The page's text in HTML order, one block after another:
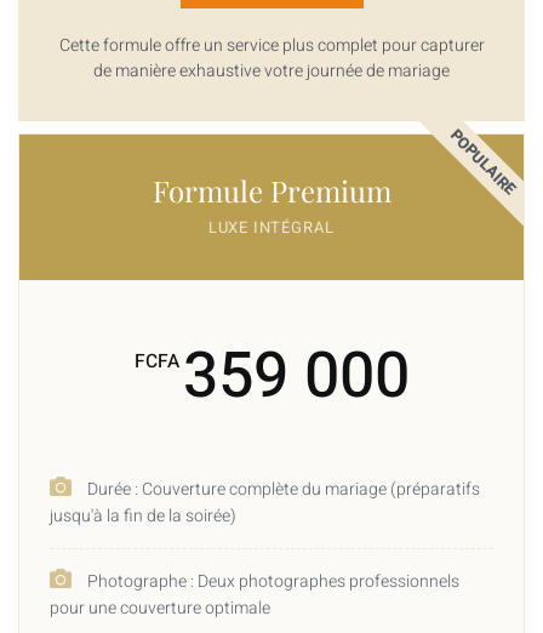
Cette formule offre un service plus complet pour capturer
de manière exhaustive votre journée de mariage
POPULAIRE
Formule Premium
LUXE INTÉGRAL
FCFA 359 000
Durée : Couverture complète du mariage (préparatifs
jusqu'à la fin de la soirée)
Photographe : Deux photographes professionnels
pour une couverture optimale